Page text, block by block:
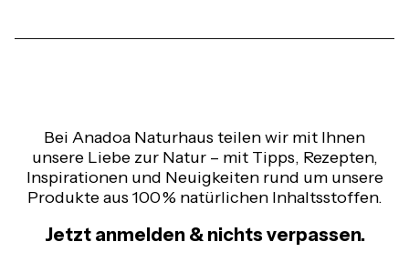
Bei Anadoa Naturhaus teilen wir mit Ihnen
unsere Liebe zur Natur – mit Tipps, Rezepten,
Inspirationen und Neuigkeiten rund um unsere
Produkte aus 100 % natürlichen Inhaltsstoffen.
Jetzt anmelden & nichts verpassen.